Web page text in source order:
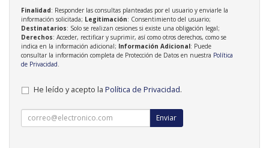
Finalidad: Responder las consultas planteadas por el usuario y enviarle la
información solicitada; Legitimación: Consentimiento del usuario;
Destinatarios: Solo se realizan cesiones si existe una obligación legal;
Derechos: Acceder, rectificar y suprimir, así como otros derechos, como se
indica en la información adicional; Información Adicional: Puede
consultar la información completa de Protección de Datos en nuestra Política
de Privacidad
He leído y acepto la Política de Privacidad.
Enviar